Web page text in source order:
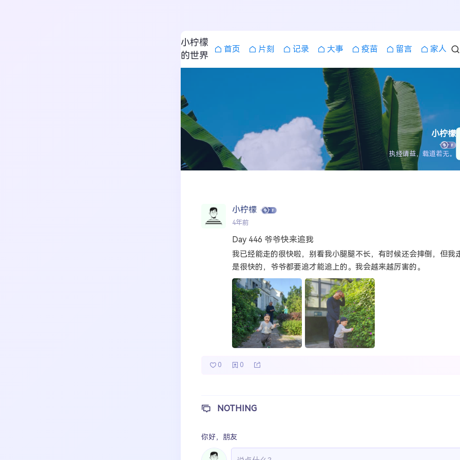
小柠檬
的世界
首页 片刻 记录 大事 疫苗 留言 家人
小柠檬
执经请益，载道若无。
小柠檬
4年前
Day 446 爷爷快来追我
我已经能走的很快啦，别看我小腿腿不长，有时候还会摔倒，但我
是很快的，爷爷都要追才能追上的。我会越来越厉害的。
0 0
NOTHING
你好， 朋友